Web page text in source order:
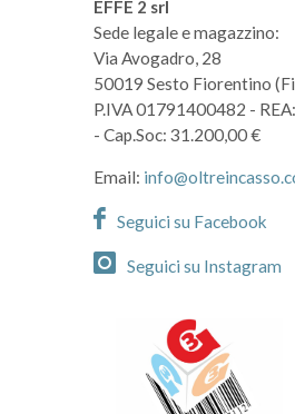
EFFE 2 srl
Sede legale e magazzino:
Via Avogadro, 28
50019 Sesto Fiorentino
P.IVA 01791400482 -
- Cap.Soc: 31.200,00 €
Email:
Seguici su Facebook
Seguici su Instagram